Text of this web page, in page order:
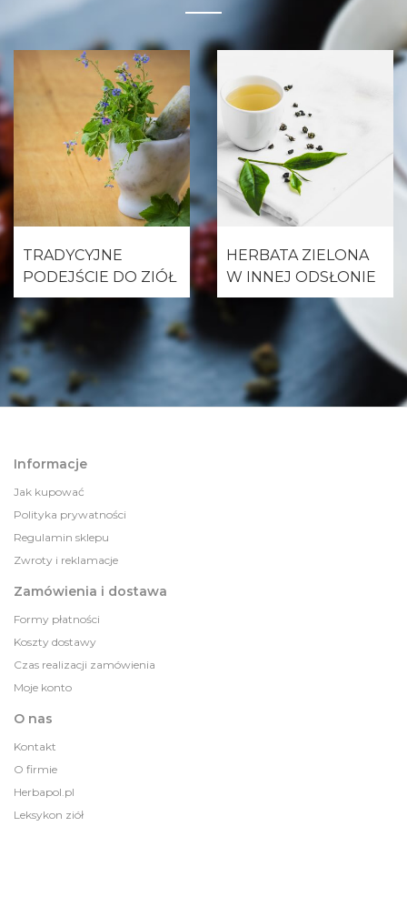
TRADYCYJNE
PODEJŚCIE DO ZIÓŁ
HERBATA ZIELONA
W INNEJ ODSŁONIE
Informacje
Jak kupować
Polityka prywatności
Regulamin sklepu
Zwroty i reklamacje
Zamówienia i dostawa
Formy płatności
Koszty dostawy
Czas realizacji zamówienia
Moje konto
O nas
Kontakt
O firmie
Herbapol.pl
Leksykon ziół